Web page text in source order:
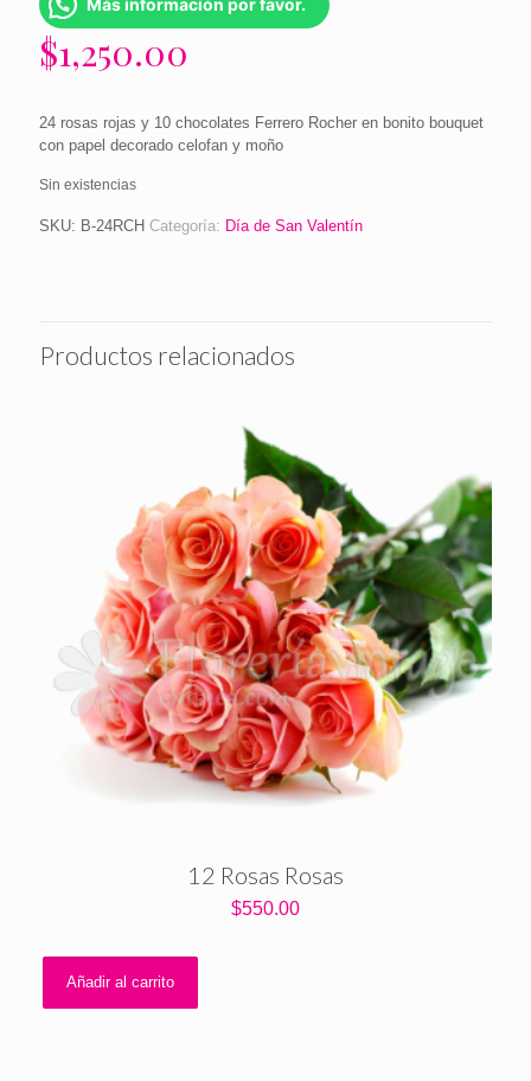
Más información por favor.
$1,250.00
24 rosas rojas y 10 chocolates Ferrero Rocher en bonito bouquet
con papel decorado celofan y moño
Sin existencias
SKU: B-24RCH Categoría: Día de San Valentín
Productos relacionados
12 Rosas Rosas
$550.00
Añadir al carrito